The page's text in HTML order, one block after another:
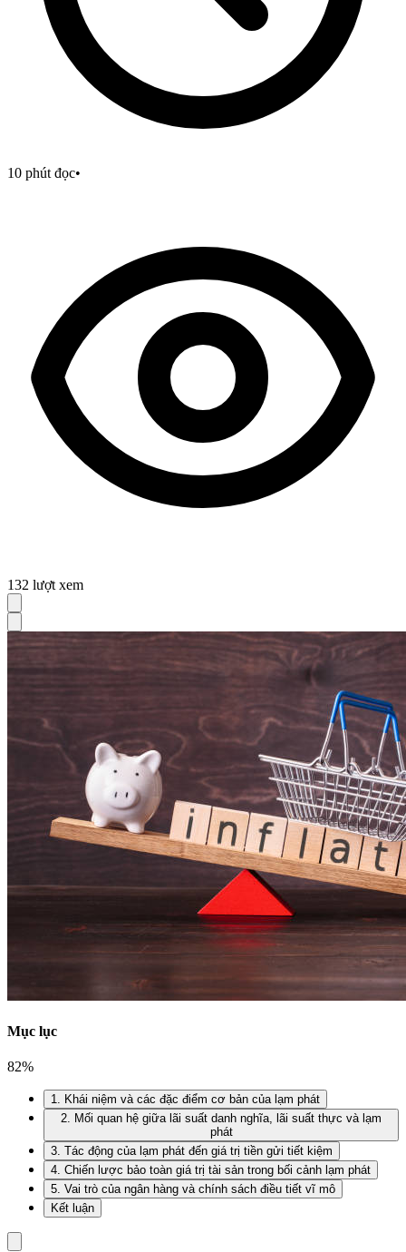
10 phút đọc•
132 lượt xem
Mục lục
82%
1. Khái niệm và các đặc điểm cơ bản của lạm phát
2. Mối quan hệ giữa lãi suất danh nghĩa, lãi suất thực và lạm
phát
3. Tác động của lạm phát đến giá trị tiền gửi tiết kiệm
4. Chiến lược bảo toàn giá trị tài sản trong bối cảnh lạm phát
5. Vai trò của ngân hàng và chính sách điều tiết vĩ mô
Kết luận